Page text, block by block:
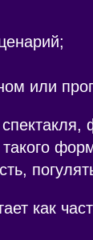
или
как